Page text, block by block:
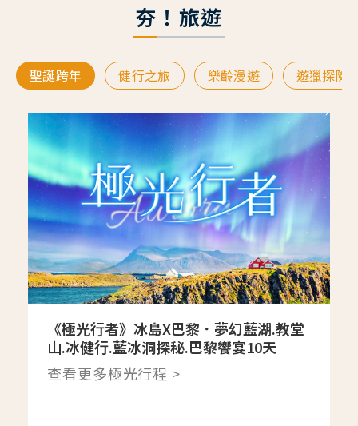
夯！旅遊
聖誕跨年 健行之旅 樂齡漫遊 遊獵探險
《極光行者》冰島X巴黎．夢幻藍湖.教堂
山.冰健行.藍冰洞探秘.巴黎饗宴10天
查看更多極光行程 >